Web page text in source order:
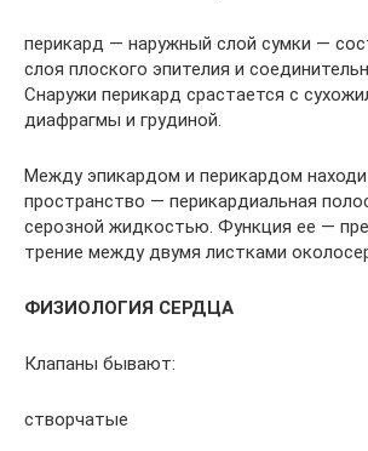
перикард — наружный слой сумки —
слоя плоского эпителия и
Снаружи перикард срастается с
диафрагмы и грудиной.
Между эпикардом и перикардом
пространство — перикардиальная
серозной жидкостью. Функция ее —
трение между двумя листками
ФИЗИОЛОГИЯ СЕРДЦА
Клапаны бывают:
створчатые